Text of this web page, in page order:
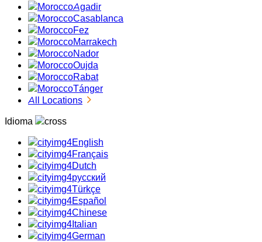
Agadir
Casablanca
Fez
Marrakech
Nador
Oujda
Rabat
Tánger
All Locations
Idioma
English
Français
Dutch
русский
Türkçe
Español
Chinese
Italian
German